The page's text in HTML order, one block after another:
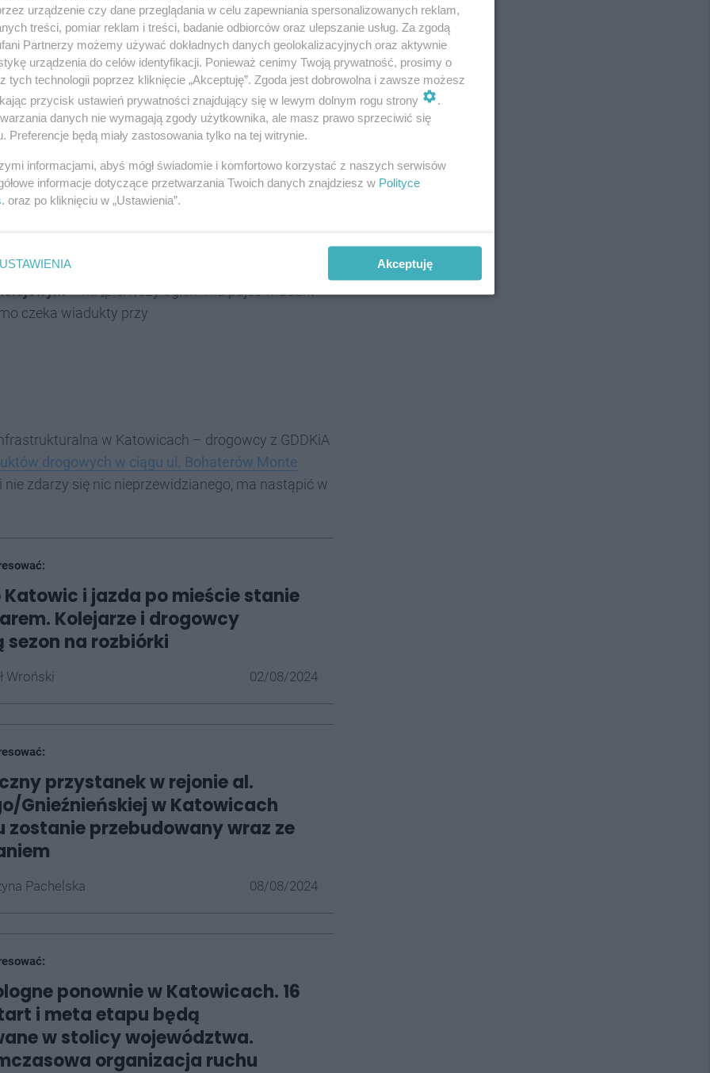
zgodnie z harmonogramem, aby
– mówiPiotr Handwerker, dyrektor
Katowicach.
od nowa sześciu
może czekać kierowców w centrum Katowic.
przebudowę pierwszych wiaduktów
– na „pierwszy ogień” ma pójść wiadukt
czeka wiadukty przy
w Katowicach – drogowcy z GDDKiA
drogowych w ciągu ul. Bohaterów Monte
nie zdarzy się nic nieprzewidzianego, ma nastąpić w
Katowic i jazda po mieście stanie
Kolejarze i drogowcy
sezon na rozbiórki
Wroński 02/08/2024
przystanek w rejonie al.
Gnieźnieńskiej w Katowicach
zostanie przebudowany wraz ze
Pachelska 08/08/2024
ponownie w Katowicach. 16
i meta etapu będą
w stolicy województwa.
organizacja ruchu
urządzenie czy dane przeglądania w celu zapewniania spersonalizowanych reklam,
treści, pomiar reklam i treści, badanie odbiorców oraz ulepszanie usług. Za zgodą
Partnerzy możemy używać dokładnych danych geolokalizacyjnych oraz aktywnie
urządzenia do celów identyfikacji. Ponieważ cenimy Twoją prywatność, prosimy o
tych technologii poprzez kliknięcie „Akceptuję”. Zgoda jest dobrowolna i zawsze możesz
przycisk ustawień prywatności znajdujący się w lewym dolnym rogu strony
.
danych nie wymagają zgody użytkownika, ale masz prawo sprzeciwić się
Preferencje będą miały zastosowania tylko na tej witrynie.
informacjami, abyś mógł świadomie i komfortowo korzystać z naszych serwisów
informacje dotyczące przetwarzania Twoich danych znajdziesz w Polityce
. oraz po kliknięciu w „Ustawienia”.
USTAWIENIA Akceptuję